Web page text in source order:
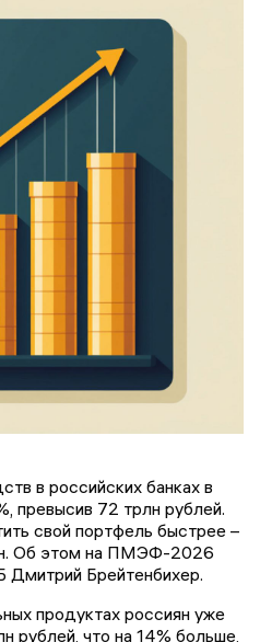
в российских банках в
превысив 72 трлн рублей.
свой портфель быстрее –
Об этом на ПМЭФ-2026
Дмитрий Брейтенбихер.
продуктах россиян уже
рублей, что на 14% больше,